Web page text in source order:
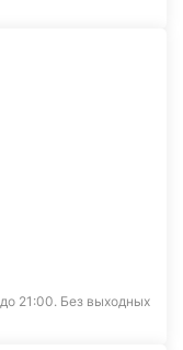
21:00. Без выходных